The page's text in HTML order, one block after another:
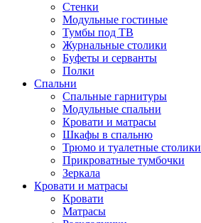
Стенки
Модульные гостиные
Тумбы под ТВ
Журнальные столики
Буфеты и серванты
Полки
Спальни
Спальные гарнитуры
Модульные спальни
Кровати и матрасы
Шкафы в спальню
Трюмо и туалетные столики
Прикроватные тумбочки
Зеркала
Кровати и матрасы
Кровати
Матрасы